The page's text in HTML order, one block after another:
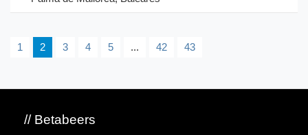
1 2 3 4 5 ... 42 43
// Betabeers